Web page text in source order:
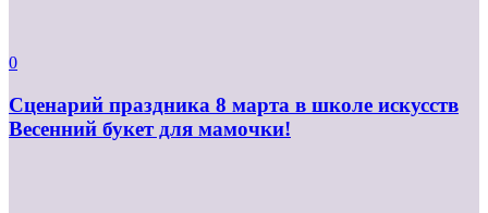
0
Сценарий праздника 8 марта в школе искусств
Весенний букет для мамочки!